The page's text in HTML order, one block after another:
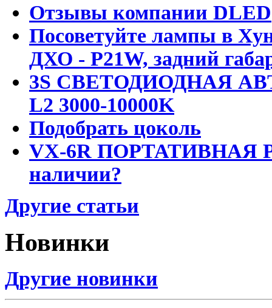
Отзывы компании DLED
Посоветуйте лампы в
ДХО - P21W, задний
3S СВЕТОДИОДНАЯ
L2 3000-10000K
Подобрать цоколь
VX-6R ПОРТАТИВНАЯ
наличии?
Другие статьи
Новинки
Другие новинки